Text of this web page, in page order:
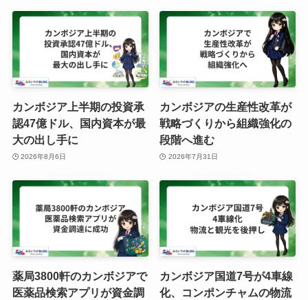
カンボジア上半期の投資承
認47億ドル、国内資本が最
大の出し手に
2026年8月6日
カンボジアの生産性改革が
戦略づくりから組織強化の
段階へ進む
2026年7月31日
薬局3800軒のカンボジアで
医薬品検索アプリが資金調
カンボジア国道7号が4車線
化、コンポンチャムの物流